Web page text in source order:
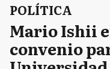
POLÍTICA
Mario Ishii
convenio